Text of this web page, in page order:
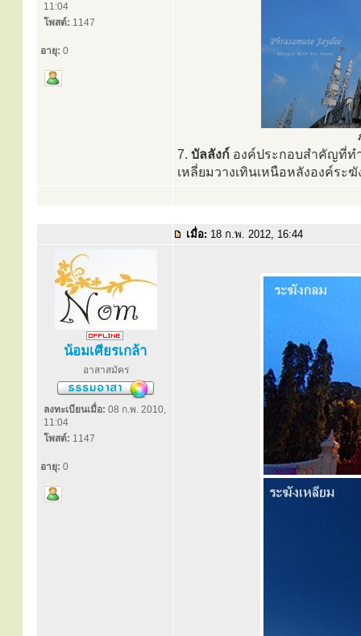
11:04
โพสต์: 1147
อายุ: 0
7. บัลลังก์ องค์ประกอบสำคัญที่ท
เหลี่ยมวางเทินเหนือหลังองค์ระฆั
เมื่อ: 18 ก.พ. 2012, 16:44
น้อมเศียรเกล้า
อาสาสมัคร
ลงทะเบียนเมื่อ: 08 ก.พ. 2010,
11:04
โพสต์: 1147
อายุ: 0